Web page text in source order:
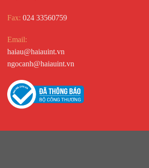
Fax: 024 33560759
Email:
haiau@haiauint.vn
ngocanh@haiauint.vn